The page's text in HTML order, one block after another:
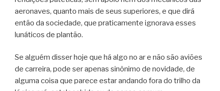
aeronaves, quanto mais de seus superiores, e que dirá
então da sociedade, que praticamente ignorava esses
lunáticos de plantão.
Se alguém disser hoje que há algo no ar e não são aviões
de carreira, pode ser apenas sinônimo de novidade, de
alguma coisa que parece estar andando fora do trilho da